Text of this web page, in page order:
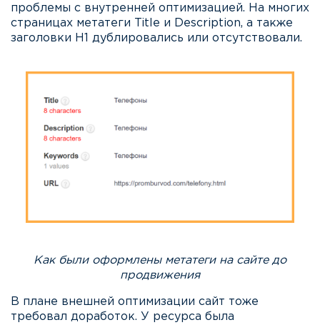
проблемы с внутренней оптимизацией. На многих
страницах метатеги Title и Description, а также
заголовки H1 дублировались или отсутствовали.
Как были оформлены метатеги на сайте до
продвижения
В плане внешней оптимизации сайт тоже
требовал доработок. У ресурса была